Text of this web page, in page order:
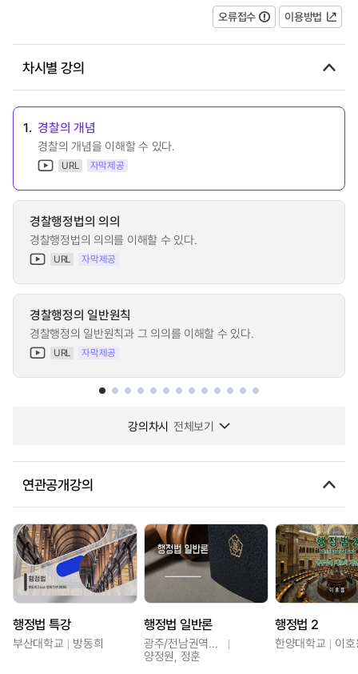
오류접수 이용방법
차시별 강의
1. 경찰의 개념
경찰의 개념을 이해할 수 있다.
URL 자막제공
경찰행정법의 의의
경찰행정법의 의의를 이해할 수 있다.
URL 자막제공
경찰행정의 일반원칙
경찰행정의 일반원칙과 그 의의를 이해할 수 있다.
URL 자막제공
강의차시 전체보기
연관공개강의
행정법 특강
부산대학교 방동희
행정법 일반론
광주/전남권역센터
양정원, 정훈
행정법 2
한양대학교 이